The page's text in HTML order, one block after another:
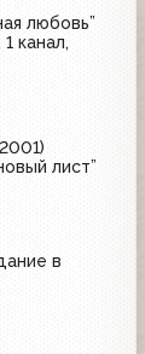
любовь”
канал,
лист”
в